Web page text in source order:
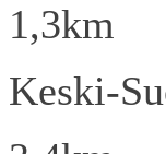
1,3km
Keski-